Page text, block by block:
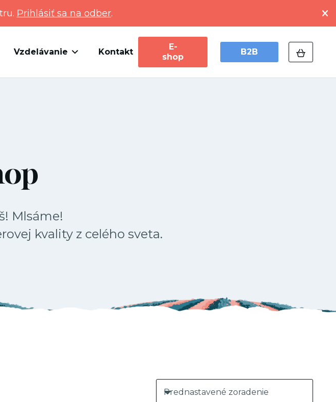
Prihlásiť sa na odber.
Vzdelávanie Kontakt
E-
shop
B2B
Mlsáme!
kvality z celého sveta.